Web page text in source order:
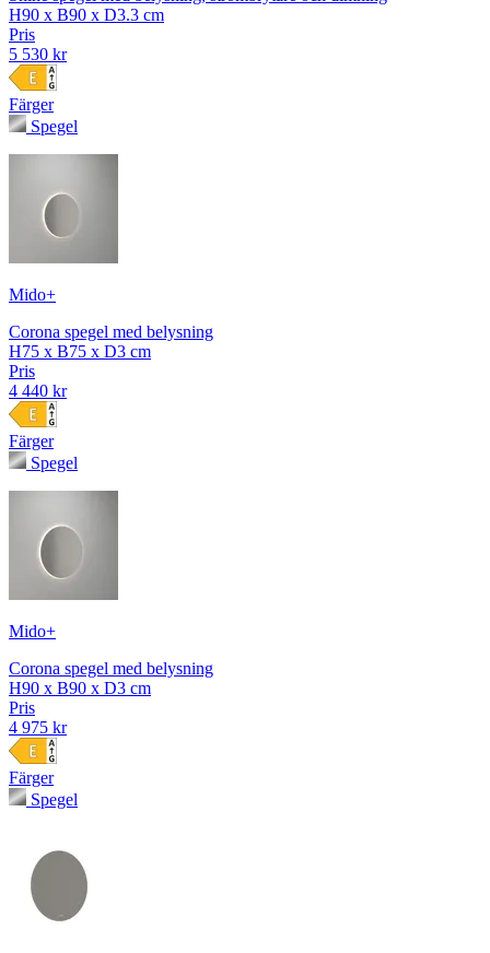
H90 x B90 x D3.3 cm
Pris
5 530 kr
Färger
Spegel
Mido+
Corona spegel med belysning
H75 x B75 x D3 cm
Pris
4 440 kr
Färger
Spegel
Mido+
Corona spegel med belysning
H90 x B90 x D3 cm
Pris
4 975 kr
Färger
Spegel